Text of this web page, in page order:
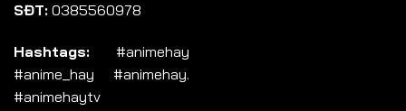
SĐT: 0385560978
Hashtags: #animehay
#anime_hay #animehay.
#animehaytv